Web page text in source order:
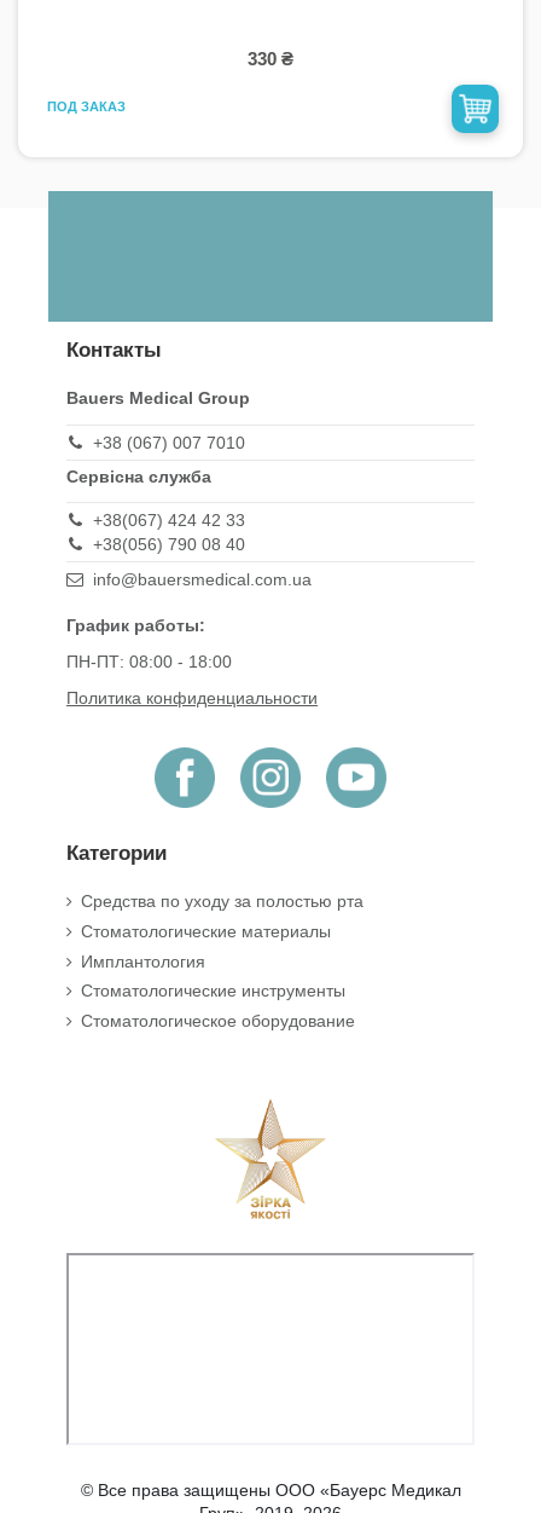
330 ₴
ПОД ЗАКАЗ
Контакты
Bauers Medical Group
+38 (067) 007 7010
Сервісна служба
+38(067) 424 42 33
+38(056) 790 08 40
info@bauersmedical.com.ua
График работы:
ПН-ПТ: 08:00 - 18:00
Политика конфиденциальности
Категории
Средства по уходу за полостью рта
Стоматологические материалы
Имплантология
Стоматологические инструменты
Стоматологическое оборудование
© Все права защищены ООО «Бауерс Медикал